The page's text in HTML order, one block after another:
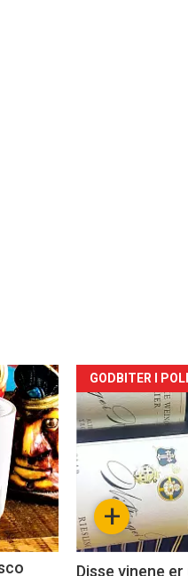
Forsiden
akkurat
nå
3 +
GODBITER I
Disse vinene